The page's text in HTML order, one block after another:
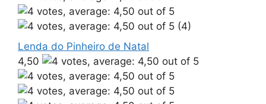
(4)
Lenda do Pinheiro de Natal
4,50